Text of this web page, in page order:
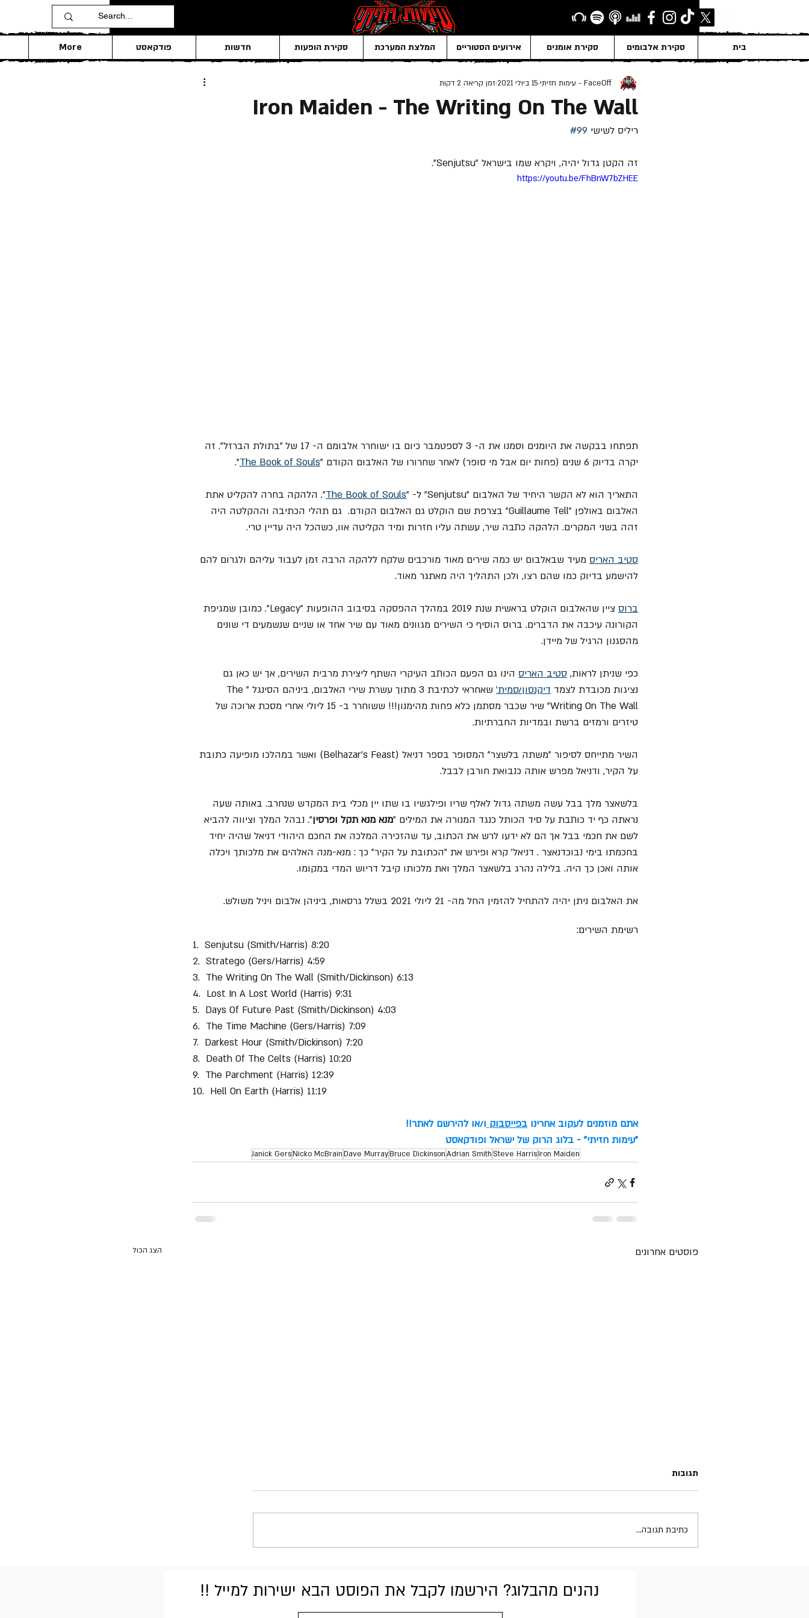
בית סקירת אלבומים סקירת אומנים אירועים הסטוריים המלצת המערכת סקירת הופעות חדשות פודקאסט More
Iron Maiden - The Writing On The Wall
FaceOff - עימות חזיתי 15 ביולי 2021 זמן קריאה 2 דקות
ריליס לשישי #99
זה הקטן גדול יהיה, ויקרא שמו בישראל "Senjutsu".
https://youtu.be/FhBnW7bZHEE
תפתחו בבקשה את היומנים וסמנו את ה- 3 לספטמבר כיום בו ישוחרר אלבומם ה- 17 של "בתולת הברזל". זה
יקרה בדיוק 6 שנים (פחות יום אבל מי סופר) לאחר שחרורו של האלבום הקודם "
The Book of Souls
".
התאריך הוא לא הקשר היחיד של האלבום "Senjutsu" ל- " The Book of Souls". הלהקה בחרה להקליט אתת
האלבום באולפן "Guillaume Tell" בצרפת שם הוקלט גם האלבום הקודם.  גם תהלי הכתיבה וההקלטה היה
זהה בשני המקרים. הלהקה כתבה שיר, עשתה עליו חזרות ומיד הקליטה אוו, כשהכל היה עדיין טרי.
סטיב האריס מעיד שבאלבום יש כמה שירים מאוד מורכבים שלקח ללהקה הרבה זמן לעבוד עליהם ולגרום להם
להישמע בדיוק כמו שהם רצו, ולכן התהליך היה מאתגר מאוד.
ברוס
ציין שהאלבום הוקלט בראשית שנת 2019 במהלך ההפסקה בסיבוב ההופעות "Legacy". כמובן שמגיפת
הקורונה עיכבה את הדברים. ברוס הוסיף כי השירים מגוונים מאוד עם שיר אחד או שניים שנשמעים די שונים
מהסגנון הרגיל של מיידן.
כפי שניתן לראות, סטיב האריס הינו גם הפעם הכותב העיקרי השתף ליצירת מרבית השירים, אך יש כאן גם
נציגות מכובדת לצמד דיקנסון/סמית'
שאחראי לכתיבת 3 מתוך עשרת שירי האלבום, ביניהם הסינגל "The
Writing On The Wall" שיר שכבר מסתמן כלא פחות מהימנון!!! ששוחרר ב- 15 ליולי אחרי מסכת ארוכה של
טיזרים ורמזים ברשת ובמדיות החברתיות.
השיר מתייחס לסיפור "משתה בלשצר" המסופר בספר דניאל (Belhazar's Feast) ואשר במהלכו מופיעה כתובת
על הקיר, ודניאל מפרש אותה כנבואת חורבן לבבל.
בלשאצר מלך בבל עשה משתה גדול לאלף שריו ופילגשיו בו שתו יין מכלי בית המקדש שנחרב. באותה שעה
נראתה כף יד כותבת על סיד הכותל כנגד המנורה את המילים "מנא מנא תקל ופרסין". נבהל המלך וציווה להביא
לשם את חכמי בבל אך הם לא ידעו לרש את הכתוב, עד שהזכירה המלכה את החכם היהודי דניאל שהיה יחיד
בחכמתו בימי נבוכדנאצר . דניאל' קרא ופירש את "הכתובת על הקיר" כך : מנא-מנה האלהים את מלכותך ויכלה
אותה ואכן כך היה. בלילה נהרג בלשאצר המלך ואת מלכותו קיבל דריוש המדי במקומו.
את האלבום ניתן יהיה להתחיל להזמין החל מה- 21 ליולי 2021 בשלל גרסאות, ביניהן אלבום ויניל משולש.
רשימת השירים:
1.  Senjutsu (Smith/Harris) 8:20
2.  Stratego (Gers/Harris) 4:59
3.  The Writing On The Wall (Smith/Dickinson) 6:13
4.  Lost In A Lost World (Harris) 9:31
5.  Days Of Future Past (Smith/Dickinson) 4:03
6.  The Time Machine (Gers/Harris) 7:09
7.  Darkest Hour (Smith/Dickinson) 7:20
8.  Death Of The Celts (Harris) 10:20
9.  The Parchment (Harris) 12:39
10.  Hell On Earth (Harris) 11:19
אתם מוזמנים לעקוב אחרינו בפייסבוק ו/או להירשם לאתר!!
"עימות חזיתי" - בלוג הרוק של ישראל ופודקאסט
Iron Maiden
Steve Harris
Adrian Smith
Bruce Dickinson
Dave Murray
Nicko McBrain
Janick Gers
פוסטים אחרונים הצג הכול
תגובות
כתיבת תגובה...
נהנים מהבלוג? הירשמו לקבל את הפוסט הבא ישירות למייל !!